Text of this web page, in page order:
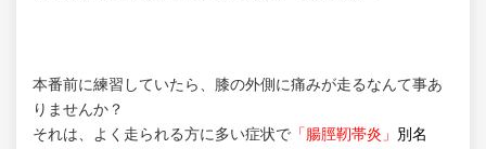
本番前に練習していたら、膝の外側に痛みが走るなんて事あ
りませんか？
それは、よく走られる方に多い症状で 「腸脛靭帯炎」 別名